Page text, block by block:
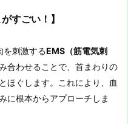
すごい！】
を刺激するEMS （筋電気刺
合わせることで、首まわりの
ほぐします。これにより、血
に根本からアプローチしま